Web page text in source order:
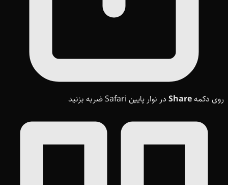
روی دکمهShare در نوار پایین Safari ضربه بزنید